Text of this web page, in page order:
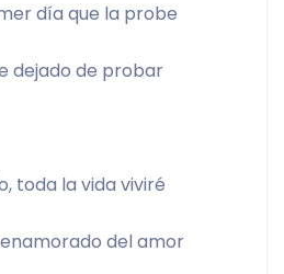
día que la probe
dejado de probar
toda la vida viviré
del amor